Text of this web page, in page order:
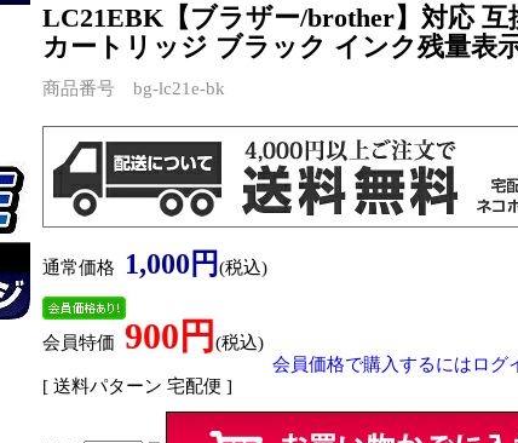
LC21EBK【ブラザー/brother】対応 互
カートリッジ ブラック インク残量表
商品番号 bg-lc21e-bk
通常価格 1,000円 (税込)
会員特価 900円 (税込)
会員価格で購入するにはログ
[ 送料パターン 宅配便 ]